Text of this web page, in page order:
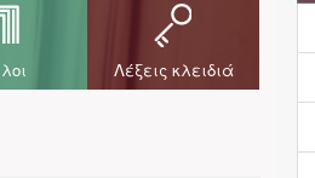
Λέξεις κλειδιά